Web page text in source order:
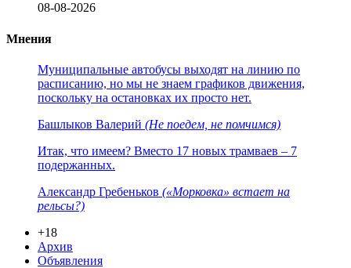
08-08-2026
Мнения
Муниципальные автобусы выходят на линию по
расписанию, но мы не знаем графиков движения,
поскольку на остановках их просто нет.
Башлыков Валерий (Не поедем, не помчимся)
Итак, что имеем? Вместо 17 новых трамваев – 7
подержанных.
Александр Гребеньков («Морковка» встает на
рельсы?)
+18
Архив
Объявления